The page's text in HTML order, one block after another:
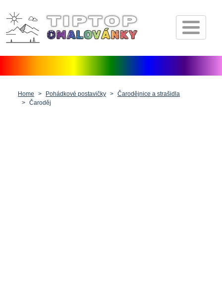
Úvod
Pohádkové postavičky
Home Pohádkové postavičky
Čarodějnice a strašidla
Čaroděj